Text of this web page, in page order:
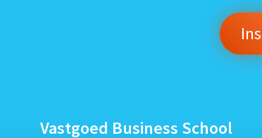
Vastgoed Business School